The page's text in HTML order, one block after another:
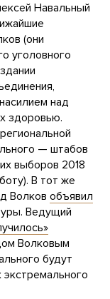
Навальный
(они
уголовного
над
здоровью.
— штабов
выборов 2018
В тот же
Волков объявил
Ведущий
Волковым
будут